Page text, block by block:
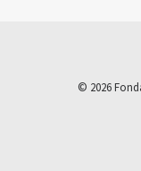
© 2026